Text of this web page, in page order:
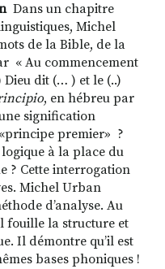
Dans un chapitre
Michel
de la Bible, de la
« Au commencement
dit (… ) et le (..)
, en hébreu par
signification
premier» ?
logique à la place du
? Cette interrogation
Michel Urban
d’analyse. Au
fouille la structure et
Il démontre qu’il est
bases phoniques !